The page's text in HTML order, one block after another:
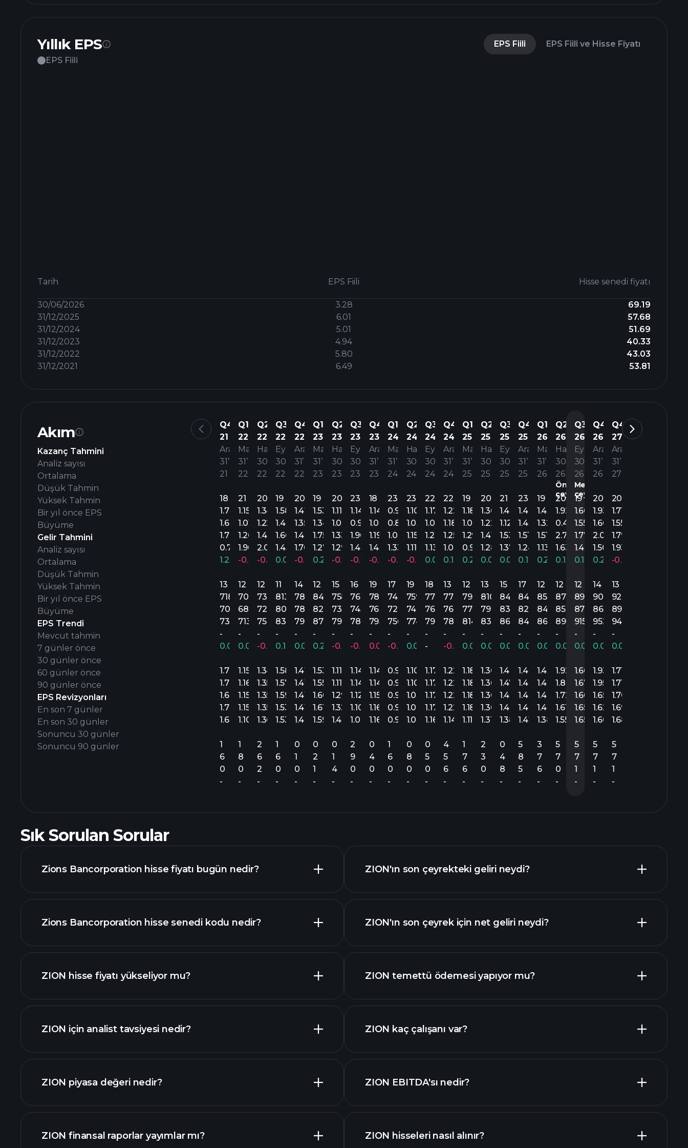
Yıllık EPS EPS Fiili
EPS Fiili ve Hisse Fiyatı
EPS Fiili
Tarih EPS Fiili Hisse senedi fiyatı
30/06/2026 3.28
69.19
31/12/2025
6.01
57.68
31/12/2024
5.01
51.69
31/12/2023
4.94
40.33
31/12/2022
5.80
43.03
31/12/2021
6.49 53.81
Akım
Kazanç Tahmini
Analiz sayısı
Ortalama
Düşük Tahmin
Yüksek Tahmin
Bir yıl önce EPS
Büyüme
Gelir Tahmini
Analiz sayısı
Ortalama
Düşük Tahmin
Yüksek Tahmin
Bir yıl önce EPS
Büyüme
EPS Trendi
Mevcut tahmin
7 günler önce
30 günler önce
60 günler önce
90 günler önce
EPS Revizyonları
En son 7 günler
En son 30 günler
Sonuncu 30 günler
Sonuncu 90 günler
Q4
21
Ara
31’
21
18
1.70
1.67
1.78
0.76
1.25%
13
718.3M
706M
730.8M
-
0.03%
1.70
1.70
1.69
1.70
1.69
1
6
0
-
Q1
22
Mar
31’
22
21
1.15
1.01
1.26
1.90
-0.39%
12
702.2M
681M
713M
-
0.01%
1.15
1.16
1.15
1.15
1.10
1
8
0
-
Q2
22
Haz
30’
22
20
1.34
1.22
1.48
2.08
-0.36%
12
738.2M
720.9M
756M
-
-0.03%
1.34
1.35
1.35
1.35
1.30
2
6
2
-
Q3
22
Eyl
30’
22
19
1.58
1.44
1.66
1.45
0.09%
11
813.4M
800M
831M
-
0.15%
1.58
1.57
1.59
1.53
1.53
1
6
0
-
Q4
22
Ara
31’
22
20
1.41
1.35
1.44
1.70
-0.17%
14
788.8M
782.3M
797.2M
-
0.08%
1.41
1.41
1.41
1.41
1.48
0
1
0
-
Q1
23
Mar
31’
23
19
1.53
1.34
1.75
1.27
0.21%
12
846.7M
823M
870.6M
-
0.23%
1.53
1.55
1.60
1.61
1.59
0
2
1
-
Q2
23
Haz
30’
23
20
1.11
1.00
1.33
1.29
-0.14%
15
758.5M
735.6M
796M
-
-0.01%
1.11
1.11
1.29
1.32
1.44
0
1
4
-
Q3
23
Eyl
30’
23
23
1.14
0.95
1.90
1.40
-0.19%
16
764.4M
745M
789M
-
-0.06%
1.14
1.14
1.12
1.10
1.07
2
9
0
-
Q4
23
Ara
31’
23
18
1.14
1.04
1.19
1.45
-0.21%
19
785.4M
767M
795.3M
-
0.00%
1.14
1.14
1.15
1.16
1.16
0
4
0
-
Q1
24
Mar
31’
24
23
0.98
0.86
1.08
1.33
-0.26%
17
743.5M
727M
756M
-
-0.11%
0.98
0.98
0.99
0.98
0.93
1
6
0
-
Q2
24
Haz
30’
24
23
1.10
1.03
1.15
1.11
-0.01%
19
759.4M
746M
774M
-
0.00%
1.10
1.10
1.09
1.09
1.06
0
8
0
-
Q3
24
Eyl
30’
24
22
1.17
1.09
1.26
1.13
0.04%
18
778.9M
766.6M
794M
-
-
1.17
1.17
1.17
1.17
1.16
0
5
0
-
Q4
24
Ara
31’
24
22
1.22
1.18
1.25
1.09
0.12%
13
776.3M
767.3M
785.3M
-
-0.02%
1.22
1.22
1.22
1.22
1.14
4
5
6
-
Q1
25
Mar
31’
25
19
1.18
1.08
1.29
0.96
0.23%
12
794.8M
778.4M
814M
-
0.06%
1.18
1.18
1.18
1.18
1.11
1
7
6
-
Q2
25
Haz
30’
25
20
1.30
1.22
1.41
1.28
0.02%
13
810M
798M
830M
-
0.03%
1.30
1.30
1.30
1.30
1.31
2
3
0
-
Q3
25
Eyl
30’
25
21
1.40
1.12
1.53
1.37
0.02%
15
842.3M
830M
860.1M
-
0.05%
1.40
1.47
1.46
1.46
1.38
0
4
8
-
Q4
25
Ara
31’
25
23
1.46
1.43
1.51
1.24
0.18%
17
840.1M
823.4M
849.3M
-
0.06%
1.46
1.46
1.46
1.46
1.41
5
8
5
-
Q1
26
Mar
31’
26
19
1.43
1.32
1.51
1.13
0.26%
12
855.4M
846M
866.2M
-
0.06%
1.43
1.42
1.42
1.42
1.38
3
7
6
-
Q2
26
Haz
30’
26
Önceki
çeyrek.
20
1.92
0.42
2.77
1.63
0.18%
12
876.5M
857.4M
897M
-
0.03%
1.92
1.86
1.72
1.61
1.55
5
7
0
-
Q3
26
Eyl
30’
26
Mevcut
çeyrek
19
1.66
1.55
1.77
1.48
0.12%
12
894.1M
879.9M
915M
-
0.03%
1.66
1.67
1.66
1.65
1.65
5
7
1
-
Q4
26
Ara
31’
26
20
1.93
1.66
2.05
1.50
0.29%
14
905.3M
867.5M
952M
-
0.06%
1.93
1.95
1.65
1.62
1.60
5
7
1
-
Q4
27
Ara
31’
27
20
1.71
1.55
1.79
1.93
-0.12%
13
926.7M
896.6M
946.5M
-
0.02%
1.71
1.71
1.70
1.69
1.68
5
7
1
-
Sık Sorulan Sorular
Zions Bancorporation hisse fiyatı bugün nedir?
gelişmiş grafik
Zions Bancorporation hisse senedi kodu nedir?
ZION hisse fiyatı yükseliyor mu?
ZION için analist tavsiyesi nedir?
ZION piyasa değeri nedir?
ZION finansal raporlar yayımlar mı?
ZION'ın son çeyrekteki geliri neydi?
mali raporlar
ZION'ın son çeyrek için net geliri neydi?
ZION temettü ödemesi yapıyor mu?
ZION kaç çalışanı var?
en büyük işverenler
ZION EBITDA'sı nedir?
ZION hisseleri nasıl alınır?